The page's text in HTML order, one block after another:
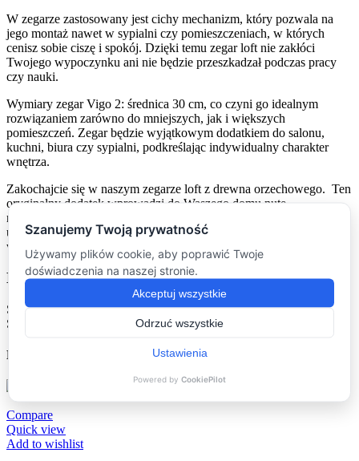
W zegarze zastosowany jest cichy mechanizm, który pozwala na
jego montaż nawet w sypialni czy pomieszczeniach, w których
cenisz sobie ciszę i spokój. Dzięki temu zegar loft nie zakłóci
Twojego wypoczynku ani nie będzie przeszkadzał podczas pracy
czy nauki.
Wymiary zegar Vigo 2: średnica 30 cm, co czyni go idealnym
rozwiązaniem zarówno do mniejszych, jak i większych
pomieszczeń. Zegar będzie wyjątkowym dodatkiem do salonu,
kuchni, biura czy sypialni, podkreślając indywidualny charakter
wnętrza.
Zakochajcie się w naszym zegarze loft z drewna orzechowego. Ten
oryginalny dodatek wprowadzi do Waszego domu nutę
nowoczesności i wyjątkowego designu, który będzie wspaniałym
uzupełnieniem Waszego wnętrza. Zamawiajcie już dziś i cieszcie się
wyjątkową jakością i stylem naszego zegara!
Dostawa
Sposób dostarczenia produktu jest uzależniony od jego gabarytów.
Skontaktujemy się w tej sprawie:)
MOGĄ CIĘ ZAINTERESOWAĆ
Compare
Quick view
Add to wishlist